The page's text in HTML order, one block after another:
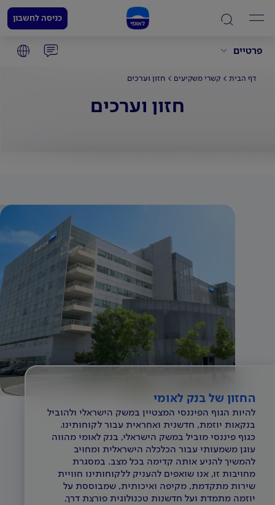
פרטיים
כניסה לחשבון
דף הבית קשרי משקיעים חזון וערכים
חזון וערכים
החזון של בנק לאומי
להיות הגוף הפיננסי המצטיין במשק הישראלי ולהוביל
בנקאות יוזמת, חדשנית ואחראית עבור לקוחותינו.
כגוף פיננסי מוביל במשק הישראלי, בנק לאומי מהווה
עוגן משמעותי עבור הכלכלה הישראלית ומחויב
להמשיך להניע אותה קדימה בכל מצב. במסגרת
מחויבות זו, אנו שואפים להעניק ללקוחותינו חוויית
שירות מתקדמת, מקיפה ואיכותית, שמבוססת על
יוזמה מתמדת ועל חדשנות טכנולוגית פורצת דרך,